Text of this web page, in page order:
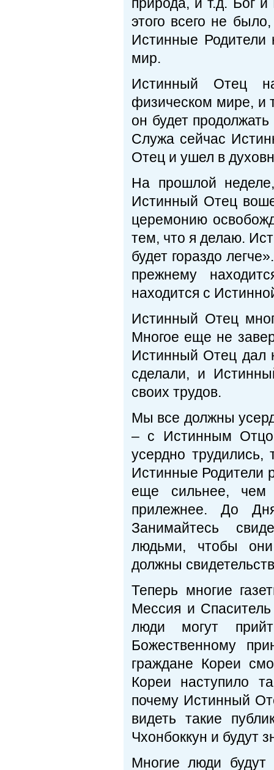
этого всего не
Истинные Родители
мир.
Истинный Отец
физическом мире, и
он будет
Служа сейчас
Отец и ушел в
На прошлой
Истинный Отец
церемонию
тем, что я делаю.
будет гораздо
прежнему
находится с
Истинный Отец
Многое еще не
Истинный Отец дал
сделали, и
своих трудов.
Мы все должны
– с Истинным
усердно
Истинные Родители
еще сильнее,
прилежнее. До
Занимайтесь
людьми, чтобы
должны
Теперь многие
Мессия и
люди могут
Божественному
граждане Кореи
Кореи наступило
почему Истинный
видеть такие
Чхонбоккун и будут
Многие люди